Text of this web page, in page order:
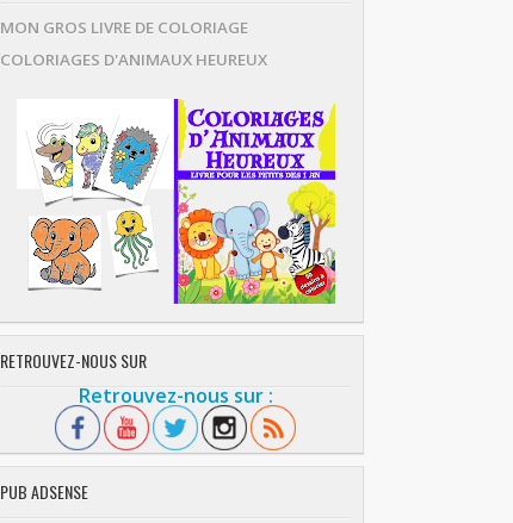
MON GROS LIVRE DE COLORIAGE
COLORIAGES D'ANIMAUX HEUREUX
RETROUVEZ-NOUS SUR
Retrouvez-nous sur :
PUB ADSENSE